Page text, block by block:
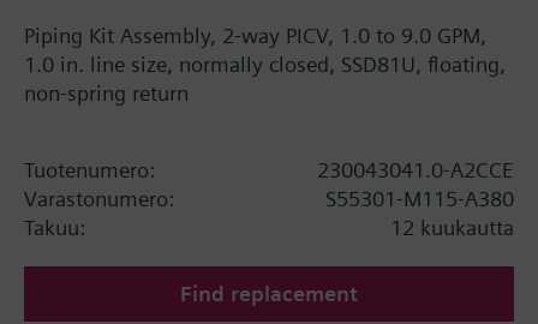
Piping Kit Assembly, 2-way PICV, 1.0 to 9.0 GPM,
1.0 in. line size, normally closed, SSD81U, floating,
non-spring return
Tuotenumero:
230043041.0-A2CCE
Varastonumero:
S55301-M115-A380
Takuu:
12 kuukautta
Find replacement